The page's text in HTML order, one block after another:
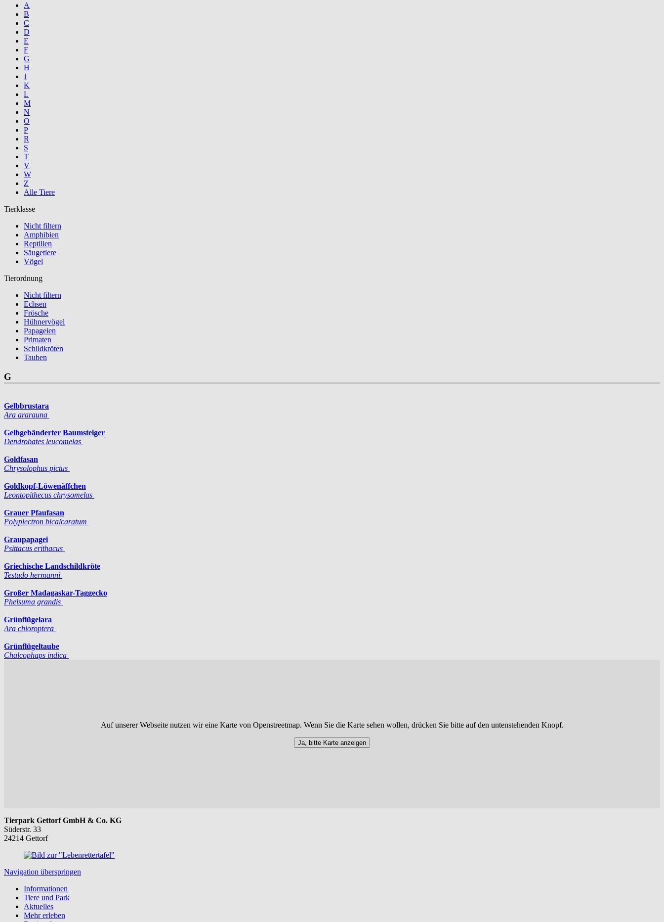
A
B
C
D
E
F
G
H
J
K
L
M
N
O
P
R
S
T
V
W
Z
Alle Tiere
Tierklasse
Nicht filtern
Amphibien
Reptilien
Säugetiere
Vögel
Tierordnung
Nicht filtern
Echsen
Frösche
Hühnervögel
Papageien
Primaten
Schildkröten
Tauben
G
Gelbbrustara
Ara ararauna
Gelbgebänderter Baumsteiger
Dendrobates leucomelas
Goldfasan
Chrysolophus pictus
Goldkopf-Löwenäffchen
Leontopithecus chrysomelas
Grauer Pfaufasan
Polyplectron bicalcaratum
Graupapagei
Psittacus erithacus
Griechische Landschildkröte
Testudo hermanni
Großer Madagaskar-Taggecko
Phelsuma grandis
Grünflügelara
Ara chloroptera
Grünflügeltaube
Chalcophaps indica
Auf unserer Webseite nutzen wir eine Karte von Openstreetmap. Wenn Sie die Karte sehen wollen, drücken Sie bitte auf den untenstehenden Knopf.
Ja, bitte Karte anzeigen
Tierpark Gettorf GmbH & Co. KG
Süderstr. 33
24214 Gettorf
Navigation überspringen
Informationen
Tiere und Park
Aktuelles
Mehr erleben